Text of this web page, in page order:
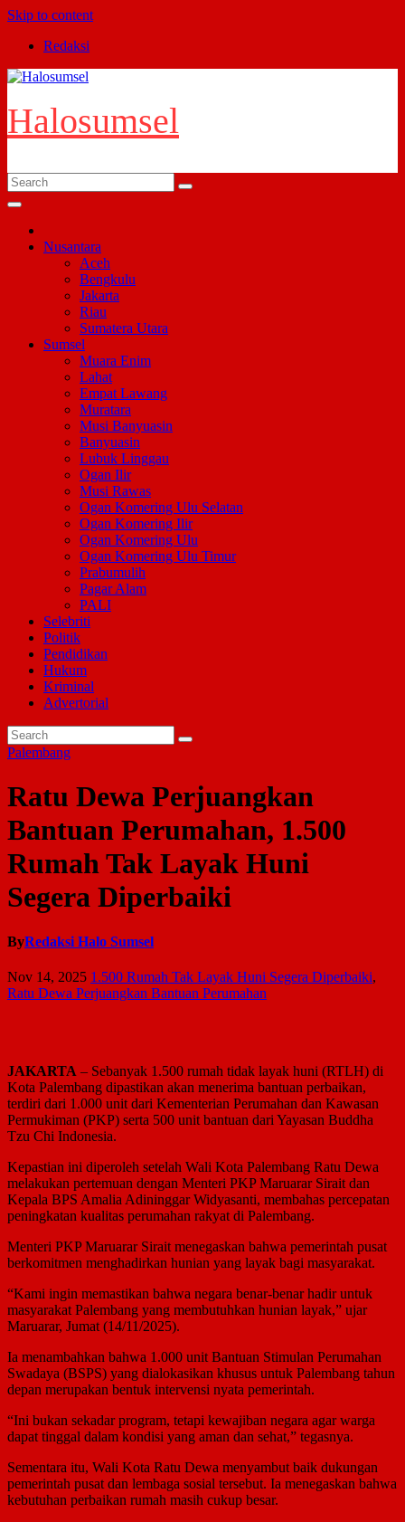
Skip to content
Redaksi
Halosumsel
Nusantara
Aceh
Bengkulu
Jakarta
Riau
Sumatera Utara
Sumsel
Muara Enim
Lahat
Empat Lawang
Muratara
Musi Banyuasin
Banyuasin
Lubuk Linggau
Ogan Ilir
Musi Rawas
Ogan Komering Ulu Selatan
Ogan Komering Ilir
Ogan Komering Ulu
Ogan Komering Ulu Timur
Prabumulih
Pagar Alam
PALI
Selebriti
Politik
Pendidikan
Hukum
Kriminal
Advertorial
Palembang
Ratu Dewa Perjuangkan
Bantuan Perumahan, 1.500
Rumah Tak Layak Huni
Segera Diperbaiki
ByRedaksi Halo Sumsel
Nov 14, 2025 1.500 Rumah Tak Layak Huni Segera Diperbaiki,
Ratu Dewa Perjuangkan Bantuan Perumahan
JAKARTA – Sebanyak 1.500 rumah tidak layak huni (RTLH) di
Kota Palembang dipastikan akan menerima bantuan perbaikan,
terdiri dari 1.000 unit dari Kementerian Perumahan dan Kawasan
Permukiman (PKP) serta 500 unit bantuan dari Yayasan Buddha
Tzu Chi Indonesia.
Kepastian ini diperoleh setelah Wali Kota Palembang Ratu Dewa
melakukan pertemuan dengan Menteri PKP Maruarar Sirait dan
Kepala BPS Amalia Adininggar Widyasanti, membahas percepatan
peningkatan kualitas perumahan rakyat di Palembang.
Menteri PKP Maruarar Sirait menegaskan bahwa pemerintah pusat
berkomitmen menghadirkan hunian yang layak bagi masyarakat.
“Kami ingin memastikan bahwa negara benar-benar hadir untuk
masyarakat Palembang yang membutuhkan hunian layak,” ujar
Maruarar, Jumat (14/11/2025).
Ia menambahkan bahwa 1.000 unit Bantuan Stimulan Perumahan
Swadaya (BSPS) yang dialokasikan khusus untuk Palembang tahun
depan merupakan bentuk intervensi nyata pemerintah.
“Ini bukan sekadar program, tetapi kewajiban negara agar warga
dapat tinggal dalam kondisi yang aman dan sehat,” tegasnya.
Sementara itu, Wali Kota Ratu Dewa menyambut baik dukungan
pemerintah pusat dan lembaga sosial tersebut. Ia menegaskan bahwa
kebutuhan perbaikan rumah masih cukup besar.